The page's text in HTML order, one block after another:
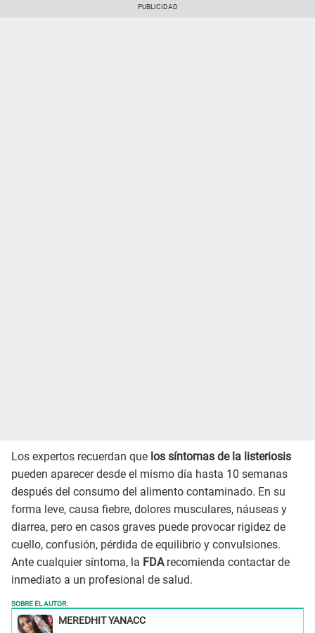
Los expertos recuerdan que los síntomas de la listeriosis
pueden aparecer desde el mismo día hasta 10 semanas
después del consumo del alimento contaminado. En su
forma leve, causa fiebre, dolores musculares, náuseas y
diarrea, pero en casos graves puede provocar rigidez de
cuello, confusión, pérdida de equilibrio y convulsiones.
Ante cualquier síntoma, la FDA recomienda contactar de
inmediato a un profesional de salud.
SOBRE EL AUTOR:
MEREDHIT YANACC